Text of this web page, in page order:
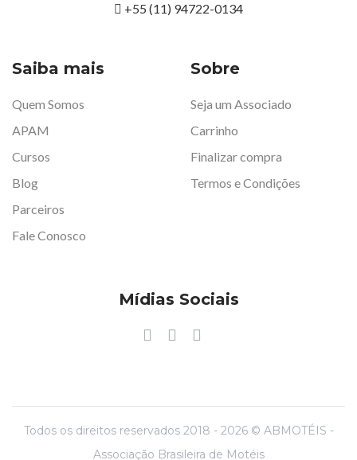
+55 (11) 94722-0134
Saiba mais
Quem Somos
APAM
Cursos
Blog
Parceiros
Fale Conosco
Sobre
Seja um Associado
Carrinho
Finalizar compra
Termos e Condições
Mídias Sociais
Todos os direitos reservados 2018 - 2026 © ABMOTÉIS -
Associação Brasileira de Motéis